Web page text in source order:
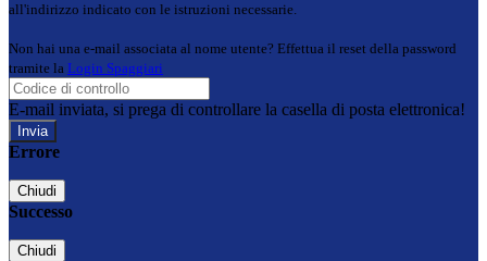
all'indirizzo indicato con le istruzioni necessarie.
Non hai una e-mail associata al nome utente? Effettua il reset della password
tramite la Login Spaggiari
E-mail inviata, si prega di controllare la casella di posta elettronica!
Errore
Chiudi
Successo
Chiudi